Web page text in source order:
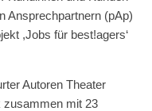
Ansprechpartnern (pAp)
,Jobs für best!agers‘
Autoren Theater
zusammen mit 23